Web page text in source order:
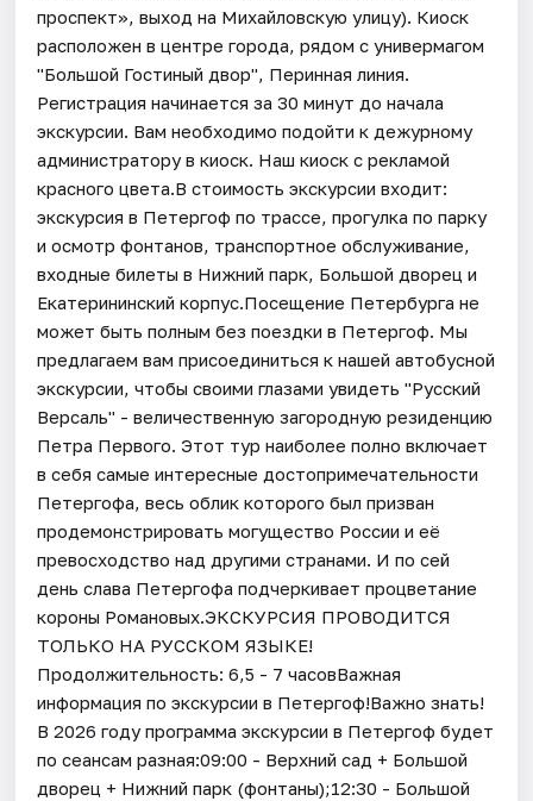
проспект», выход на Михайловскую улицу). Киоск
расположен в центре города, рядом с универмагом
"Большой Гостиный двор", Перинная линия.
Регистрация начинается за 30 минут до начала
экскурсии. Вам необходимо подойти к дежурному
администратору в киоск. Наш киоск с рекламой
красного цвета.В стоимость экскурсии входит:
экскурсия в Петергоф по трассе, прогулка по парку
и осмотр фонтанов, транспортное обслуживание,
входные билеты в Нижний парк, Большой дворец и
Екатерининский корпус.Посещение Петербурга не
может быть полным без поездки в Петергоф. Мы
предлагаем вам присоединиться к нашей автобусной
экскурсии, чтобы своими глазами увидеть "Русский
Версаль" - величественную загородную резиденцию
Петра Первого. Этот тур наиболее полно включает
в себя самые интересные достопримечательности
Петергофа, весь облик которого был призван
продемонстрировать могущество России и её
превосходство над другими странами. И по сей
день слава Петергофа подчеркивает процветание
короны Романовых.ЭКСКУРСИЯ ПРОВОДИТСЯ
ТОЛЬКО НА РУССКОМ ЯЗЫКЕ!
Продолжительность: 6,5 - 7 часовВажная
информация по экскурсии в Петергоф!Важно знать!
В 2026 году программа экскурсии в Петергоф будет
по сеансам разная:09:00 - Верхний сад + Большой
дворец + Нижний парк (фонтаны);12:30 - Большой